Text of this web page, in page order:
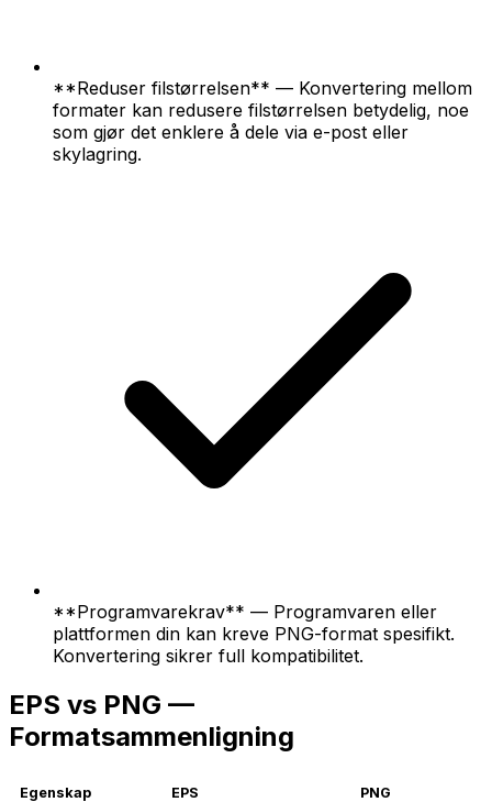
**Reduser filstørrelsen** — Konvertering mellom
formater kan redusere filstørrelsen betydelig, noe
som gjør det enklere å dele via e-post eller
skylagring.
**Programvarekrav** — Programvaren eller
plattformen din kan kreve PNG-format spesifikt.
Konvertering sikrer full kompatibilitet.
EPS vs PNG —
Formatsammenligning
Egenskap EPS PNG